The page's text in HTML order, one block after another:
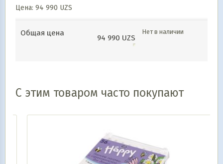
Цена: 94 990 UZS
Общая цена
94 990 UZS
Нет в наличии
С этим товаром часто покупают